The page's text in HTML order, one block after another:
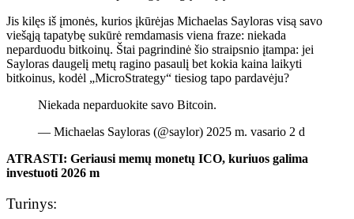
Jis kilęs iš įmonės, kurios įkūrėjas Michaelas Sayloras visą savo
viešąją tapatybę sukūrė remdamasis viena fraze: niekada
neparduodu bitkoinų. Štai pagrindinė šio straipsnio įtampa: jei
Sayloras daugelį metų ragino pasaulį bet kokia kaina laikyti
bitkoinus, kodėl „MicroStrategy“ tiesiog tapo pardavėju?
Niekada neparduokite savo Bitcoin.
— Michaelas Sayloras (@saylor) 2025 m. vasario 2 d
ATRASTI: Geriausi memų monetų ICO, kuriuos galima
investuoti 2026 m
Turinys: